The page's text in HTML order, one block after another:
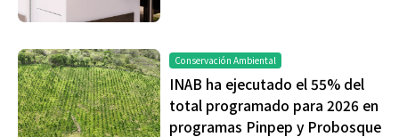
Conservación Ambiental
INAB ha ejecutado el 55% del
total programado para 2026 en
programas Pinpep y Probosque